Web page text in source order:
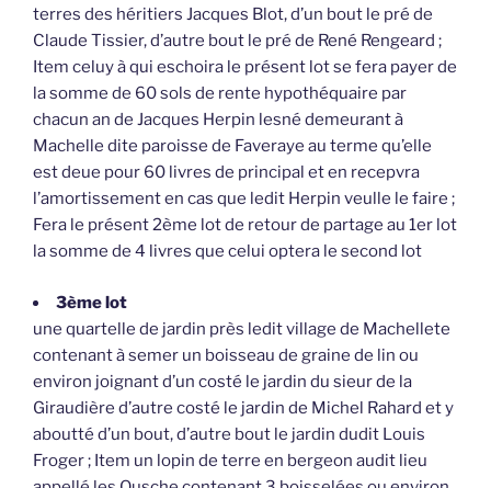
terres des héritiers Jacques Blot, d’un bout le pré de
Claude Tissier, d’autre bout le pré de René Rengeard ;
Item celuy à qui eschoira le présent lot se fera payer de
la somme de 60 sols de rente hypothéquaire par
chacun an de Jacques Herpin lesné demeurant à
Machelle dite paroisse de Faveraye au terme qu’elle
est deue pour 60 livres de principal et en recepvra
l’amortissement en cas que ledit Herpin veulle le faire ;
Fera le présent 2ème lot de retour de partage au 1er lot
la somme de 4 livres que celui optera le second lot
3ème lot
une quartelle de jardin près ledit village de Machellete
contenant à semer un boisseau de graine de lin ou
environ joignant d’un costé le jardin du sieur de la
Giraudière d’autre costé le jardin de Michel Rahard et y
aboutté d’un bout, d’autre bout le jardin dudit Louis
Froger ; Item un lopin de terre en bergeon audit lieu